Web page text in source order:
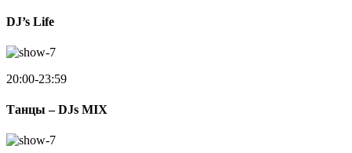
DJ’s Life
20:00-23:59
Танцы – DJs MIX